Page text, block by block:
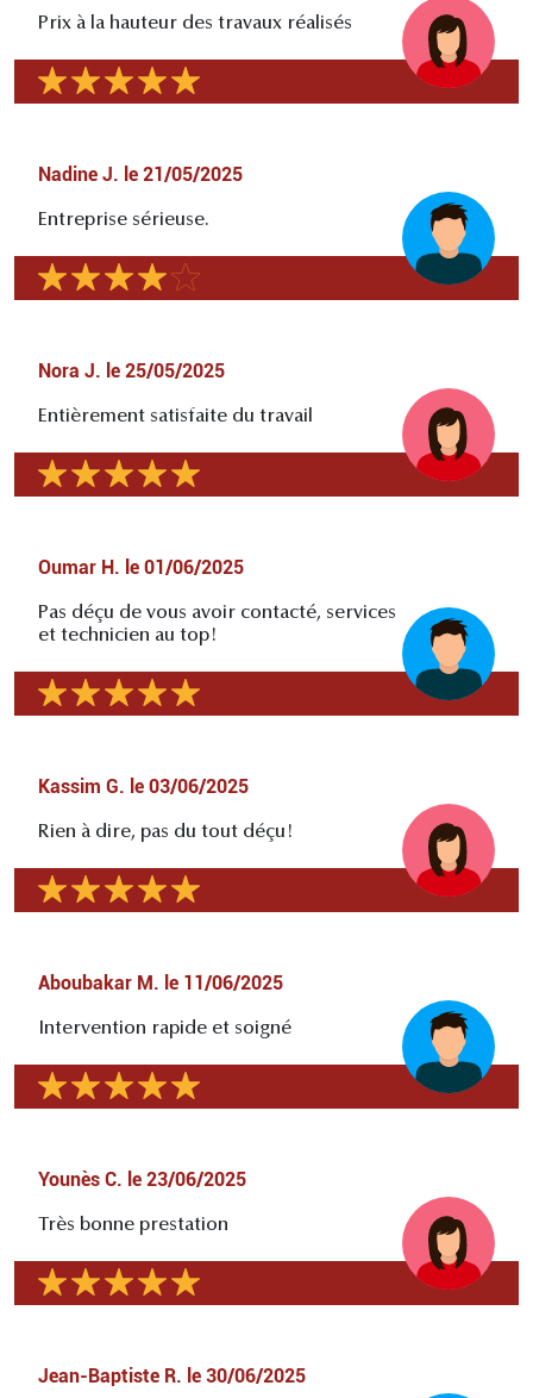
Prix à la hauteur des travaux réalisés
Nadine J. le 21/05/2025
Entreprise sérieuse.
Nora J. le 25/05/2025
Entièrement satisfaite du travail
Oumar H. le 01/06/2025
Pas déçu de vous avoir contacté, services
et technicien au top!
Kassim G. le 03/06/2025
Rien à dire, pas du tout déçu!
Aboubakar M. le 11/06/2025
Intervention rapide et soigné
Younès C. le 23/06/2025
Très bonne prestation
Jean-Baptiste R. le 30/06/2025